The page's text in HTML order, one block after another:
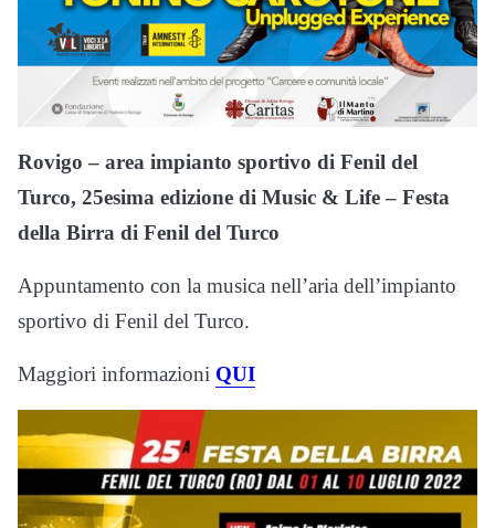
Rovigo – area impianto sportivo di Fenil del
Turco, 25esima edizione di Music & Life – Festa
della Birra di Fenil del Turco
Appuntamento con la musica nell’aria dell’impianto
sportivo di Fenil del Turco.
Maggiori informazioni QUI